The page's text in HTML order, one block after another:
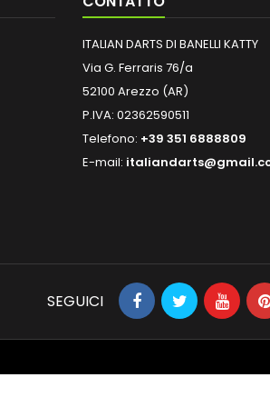
ITALIAN DARTS DI BANELLI KATTY
Via G. Ferraris 76/a
52100 Arezzo (AR)
P.IVA: 02362590511
Telefono: +39 351 6888809
E-mail:
SEGUICI